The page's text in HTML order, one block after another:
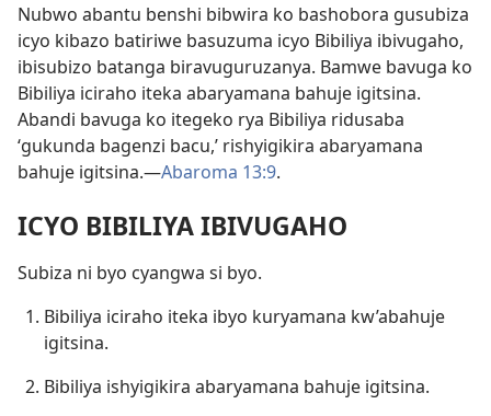
Nubwo abantu benshi bibwira ko bashobora gusubiza
icyo kibazo batiriwe basuzuma icyo Bibiliya ibivugaho,
ibisubizo batanga biravuguruzanya. Bamwe bavuga ko
Bibiliya iciraho iteka abaryamana bahuje igitsina.
Abandi bavuga ko itegeko rya Bibiliya ridusaba
‘gukunda bagenzi bacu,’ rishyigikira abaryamana
bahuje igitsina.—Abaroma 13:9.
ICYO BIBILIYA IBIVUGAHO
Subiza ni byo cyangwa si byo.
Bibiliya iciraho iteka ibyo kuryamana kw’abahuje
igitsina.
Bibiliya ishyigikira abaryamana bahuje igitsina.